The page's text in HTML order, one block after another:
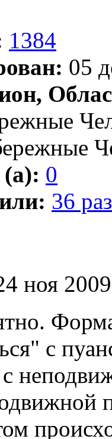
1384
05
0
36 раз
ноя
с